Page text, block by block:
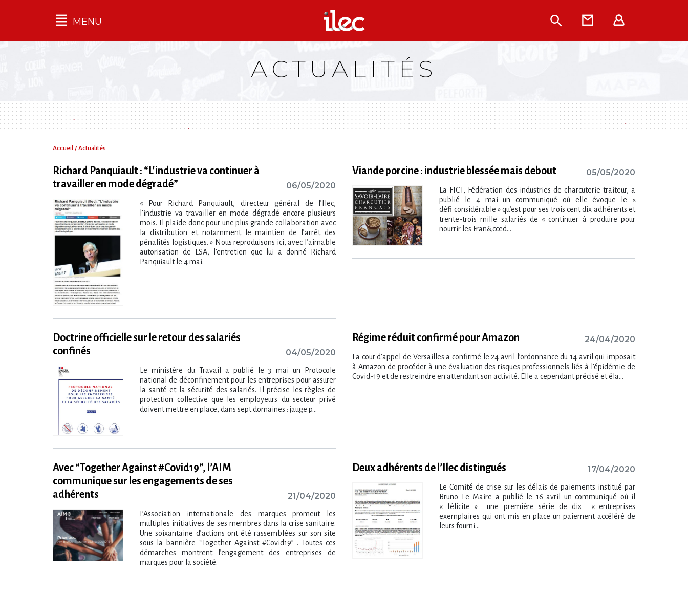
Qu'est-ce que l’Ilec
Campagnes
multimarques
MENU Rechercher
Contact
ACTUALITÉS
Vous
Accueil /Actualités
Richard Panquiault : “L'industrie va continuer à
travailler en mode dégradé”
06/05/2020
« Pour Richard Panquiault, directeur général de l’Ilec,
l’industrie va travailler en mode dégradé encore plusieurs
mois. Il plaide donc pour une plus grande collaboration avec
la distribution et notamment le maintien de l’arrêt des
pénalités logistiques. » Nous reproduisons ici, avec l’aimable
autorisation de LSA, l’entretien que lui a donné Richard
Panquiault le 4 mai.
Viande porcine : industrie blessée mais debout 05/05/2020
La FICT, Fédération des industries de charcuterie traiteur, a
publié le 4 mai un communiqué où elle évoque le «
défi considérable » qu’est pour ses trois cent dix adhérents et
trente-trois mille salariés de « continuer à produire pour
nourrir les Fran&cced...
Doctrine officielle sur le retour des salariés
confinés
04/05/2020
Le ministère du Travail a publié le 3 mai un Protocole
national de déconfinement pour les entreprises pour assurer
la santé et la sécurité des salariés. Il précise les règles de
protection collective que les employeurs du secteur privé
doivent mettre en place, dans sept domaines : jauge p...
Régime réduit confirmé pour Amazon 24/04/2020
La cour d’appel de Versailles a confirmé le 24 avril l’ordonnance du 14 avril qui imposait
à Amazon de procéder à une évaluation des risques professionnels liés à l​‌’épidémie de
Covid-19 et de restreindre en attendant son activité. Elle a cependant précisé et éla...
Avec “Together Against #Covid19”, l’AIM
communique sur les engagements de ses
adhérents
21/04/2020
L’Association internationale des marques promeut les
multiples initiatives de ses membres dans la crise sanitaire.
Une soixantaine d’actions ont été rassemblées sur son site
sous la bannière “Together Against #Covid19” . Toutes ces
démarches montrent l​‌’engagement des entreprises de
marques pour la société.
Deux adhérents de l’Ilec distingués 17/04/2020
Le Comité de crise sur les délais de paiements institué par
Bruno Le Maire a publié le 16 avril un communiqué où il
« félicite » une première série de dix « entreprises
exemplaires qui ont mis en place un paiement accéléré de
leurs fourni...